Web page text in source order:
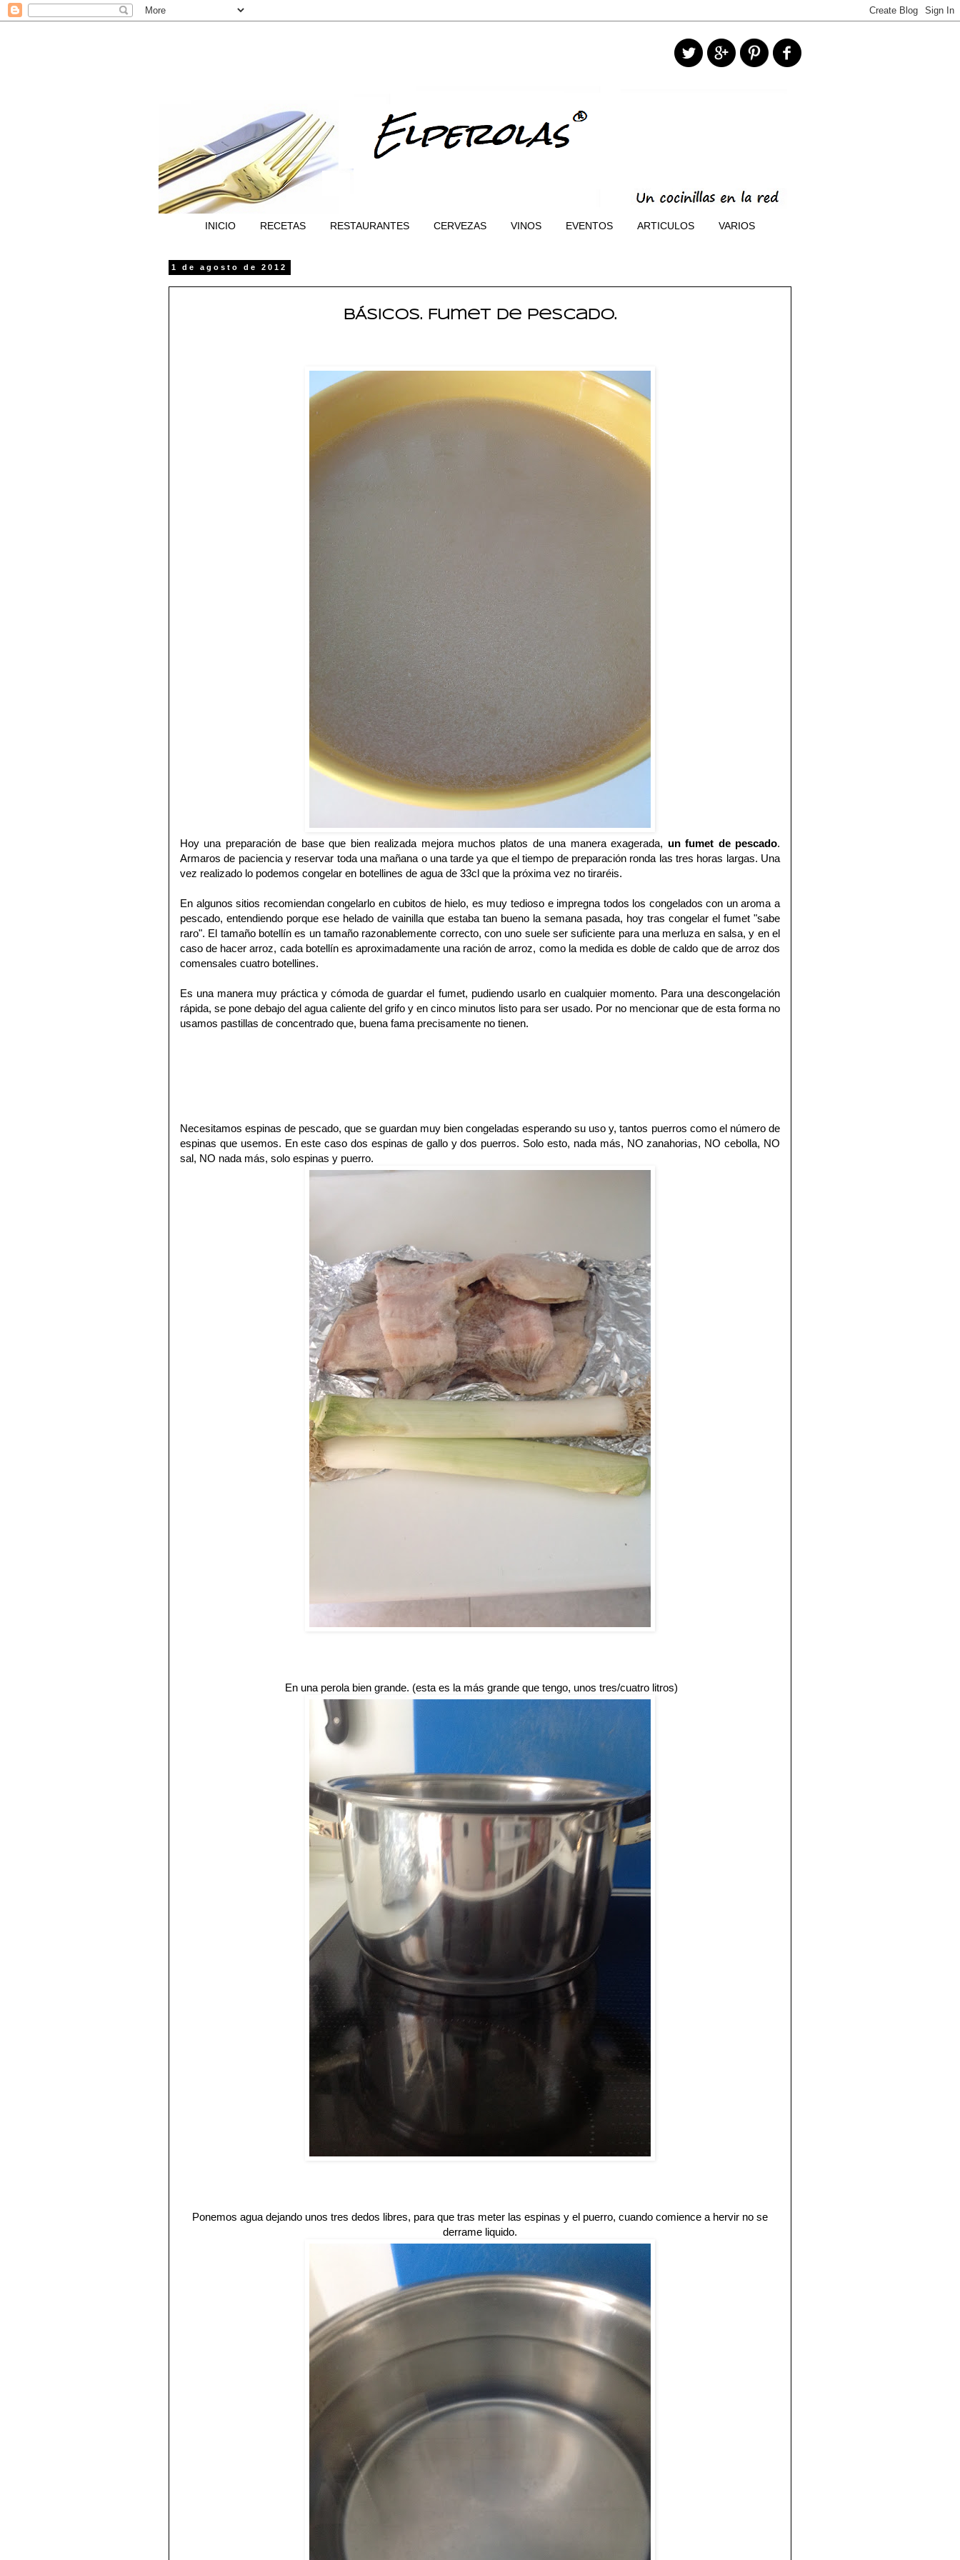
INICIO RECETAS RESTAURANTES CERVEZAS VINOS EVENTOS ARTICULOS VARIOS
1 de agosto de 2012
BÁSICOS. Fumet de pescado.
Hoy una preparación de base que bien realizada mejora muchos platos de una manera exagerada, un fumet de pescado.
Armaros de paciencia y reservar toda una mañana o una tarde ya que el tiempo de preparación ronda las tres horas largas. Una
vez realizado lo podemos congelar en botellines de agua de 33cl que la próxima vez no tiraréis.
En algunos sitios recomiendan congelarlo en cubitos de hielo, es muy tedioso e impregna todos los congelados con un aroma a
pescado, entendiendo porque ese helado de vainilla que estaba tan bueno la semana pasada, hoy tras congelar el fumet "sabe
raro". El tamaño botellín es un tamaño razonablemente correcto, con uno suele ser suficiente para una merluza en salsa, y en el
caso de hacer arroz, cada botellín es aproximadamente una ración de arroz, como la medida es doble de caldo que de arroz dos
comensales cuatro botellines.
Es una manera muy práctica y cómoda de guardar el fumet, pudiendo usarlo en cualquier momento. Para una descongelación
rápida, se pone debajo del agua caliente del grifo y en cinco minutos listo para ser usado. Por no mencionar que de esta forma no
usamos pastillas de concentrado que, buena fama precisamente no tienen.
Necesitamos espinas de pescado, que se guardan muy bien congeladas esperando su uso y, tantos puerros como el número de
espinas que usemos. En este caso dos espinas de gallo y dos puerros. Solo esto, nada más, NO zanahorias, NO cebolla, NO
sal, NO nada más, solo espinas y puerro.
En una perola bien grande. (esta es la más grande que tengo, unos tres/cuatro litros)
Ponemos agua dejando unos tres dedos libres, para que tras meter las espinas y el puerro, cuando comience a hervir no se
derrame liquido.